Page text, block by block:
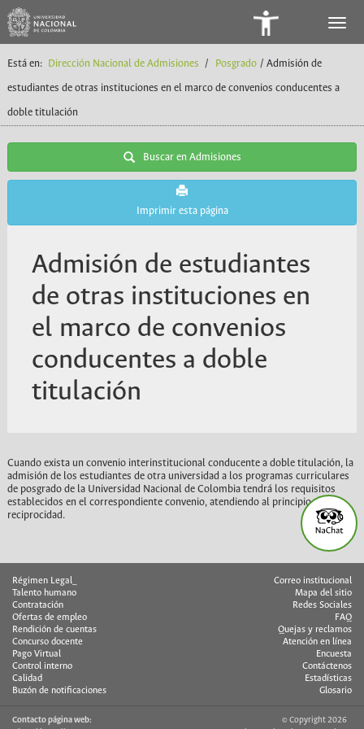
Accesibilidad
Está en: Dirección Nacional de Admisiones / Posgrado / Admisión de
estudiantes de otras instituciones en el marco de convenios conducentes a
doble titulación
Buscar en Admisiones
Imprimir esta página
Admisión de estudiantes
de otras instituciones en
el marco de convenios
conducentes a doble
titulación
Cuando exista un convenio interinstitucional conducente a doble titulación, la
admisión de los estudiantes de otra universidad a los programas curriculares
de posgrado de la Universidad Nacional de Colombia tendrá los requisitos
establecidos en el correspondiente convenio, atendiendo al principio de
reciprocidad.
Régimen Legal_
Talento humano
Contratación
Ofertas de empleo
Rendición de cuentas
Concurso docente
Pago Virtual
Control interno
Calidad
Buzón de notificaciones
Correo institucional
Mapa del sitio
Redes Sociales
FAQ
Quejas y reclamos
Atención en línea
Encuesta
Contáctenos
Estadísticas
Glosario
Contacto página web:
© Copyright 2026